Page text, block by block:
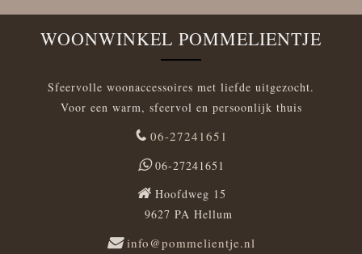
WOONWINKEL POMMELIENTJE
Sfeervolle woonaccessoires met liefde uitgezocht.
Voor een warm, sfeervol en persoonlijk thuis
06-27241651
06-27241651
Hoofdweg 15
9627 PA Hellum
info@pommelientje.nl